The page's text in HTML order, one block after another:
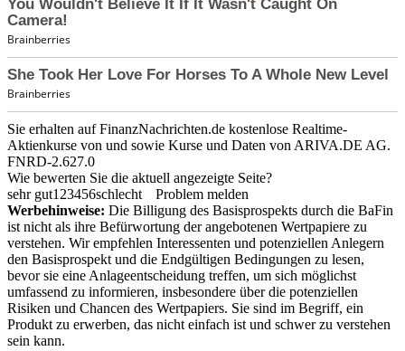
Sie erhalten auf FinanzNachrichten.de kostenlose Realtime-
Aktienkurse von und sowie Kurse und Daten von ARIVA.DE AG.
FNRD-2.627.0
Wie bewerten Sie die aktuell angezeigte Seite?
sehr gut1 23456schlecht
Problem melden
Werbehinweise: Die Billigung des Basisprospekts durch die BaFin
ist nicht als ihre Befürwortung der angebotenen Wertpapiere zu
verstehen. Wir empfehlen Interessenten und potenziellen Anlegern
den Basisprospekt und die Endgültigen Bedingungen zu lesen,
bevor sie eine Anlageentscheidung treffen, um sich möglichst
umfassend zu informieren, insbesondere über die potenziellen
Risiken und Chancen des Wertpapiers. Sie sind im Begriff, ein
Produkt zu erwerben, das nicht einfach ist und schwer zu verstehen
sein kann.